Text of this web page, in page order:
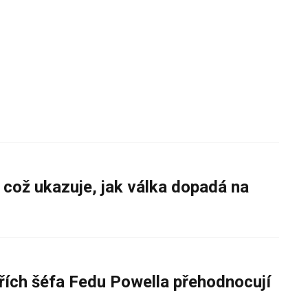
ukazuje, jak válka dopadá na
šéfa Fedu Powella přehodnocují